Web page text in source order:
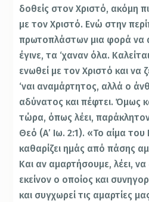
δοθείς στον Χριστό, ακόμη
με τον Χριστό. Ενώ στην
πρωτοπλάστων μια φορά να
έγινε, τα ‘χαναν όλα.
ενωθεί με τον Χριστό και να
‘ναι αναμάρτητος, αλλά ο
αδύνατος και πέφτει. Όμως
τώρα, όπως λέει,
Θεό (Α’ Ιω. 2:1). «Το αίμα του
καθαρίζει ημάς από πάσης
Και αν αμαρτήσουμε, λέει,
εκείνον ο οποίος και
και συγχωρεί τις αμαρτίες